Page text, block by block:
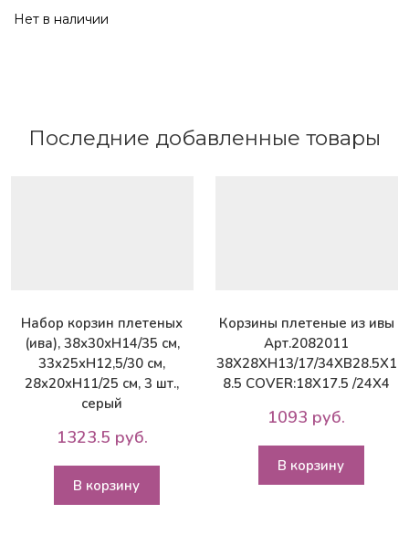
Нет в наличии
Последние добавленные товары
Набор корзин плетеных
(ива), 38х30хH14/35 см,
33x25xH12,5/30 см,
28x20xH11/25 см, 3 шт.,
серый
1323.5 руб.
В корзину
Корзины плетеные из ивы
Арт.2082011
38X28XH13/17/34XB28.5X1
8.5 COVER:18X17.5 /24X4
1093 руб.
В корзину